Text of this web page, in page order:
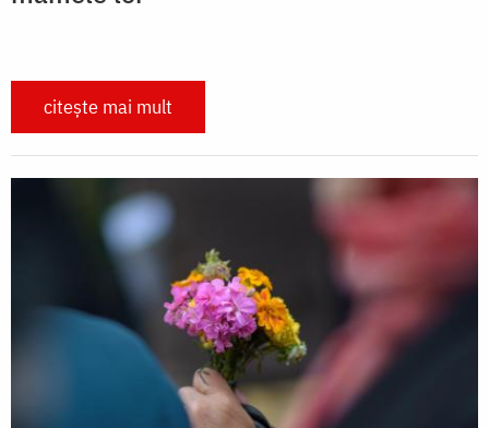
citește mai mult